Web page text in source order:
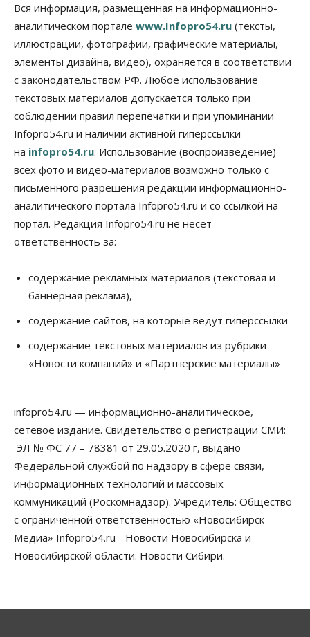
07 Августа 2026, 11:30
Общество
Деньгами будут распоряжаться дети: в десяти
школах Новосибирской области введут
инициативное бюджетирование
Общество Право&Порядок
В Новосибирске руководителя отдела полиции
заключили под стражу
07 Августа 2026, 10:15
Общество
Недели жары повлияли на урожай в
Новосибирской области, но режима ЧС не будет
07 Августа 2026, 10:00
выстраивают системы защиты от атак БПЛА
07 Августа 2026, 09:00
Бизнес
листы на полмиллиарда рублей
07 Августа 2026, 08:00
привлекать к разработке новых лекарств в
России
06 Августа 2026, 19:00
Мировые И Федеральные Новости
Россия построит в Киргизии новый кампус КРСУ:
30 гектаров, 15 тысяч студентов и 30 миллиардов
рублей
06 Августа 2026, 18:40
Новосибирским студентам помогают
Вся информация, размещенная на информационно-
аналитическом портале www.Infopro54.ru (тексты,
иллюстрации, фотографии, графические материалы,
элементы дизайна, видео), охраняется в соответствии
с законодательством РФ. Любое использование
текстовых материалов допускается только при
соблюдении правил перепечатки и при упоминании
Infopro54.ru и наличии активной гиперссылки
на infopro54.ru. Использование (воспроизведение)
всех фото и видео-материалов возможно только с
письменного разрешения редакции информационно-
аналитического портала Infopro54.ru и со ссылкой на
портал. Редакция Infopro54.ru не несет
ответственность за:
содержание рекламных материалов (текстовая и
баннерная реклама),
содержание сайтов, на которые ведут гиперссылки
содержание текстовых материалов из рубрики
«Новости компаний» и «Партнерские материалы»
infopro54.ru — информационно-аналитическое,
сетевое издание. Свидетельство о регистрации СМИ:
ЭЛ № ФС 77 – 78381 от 29.05.2020 г, выдано
Федеральной службой по надзору в сфере связи,
информационных технологий и массовых
коммуникаций (Роскомнадзор). Учредитель: Общество
с ограниченной ответственностью «Новосибирск
Медиа» Infopro54.ru - Новости Новосибирска и
Новосибирской области. Новости Сибири.